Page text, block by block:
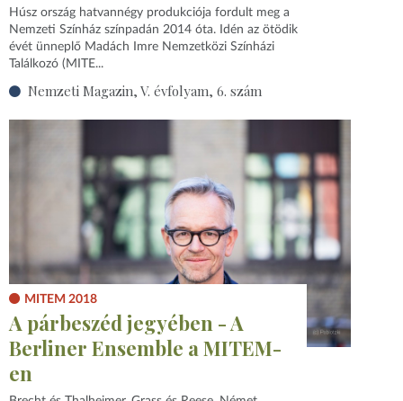
Húsz ország hatvannégy produkciója fordult meg a
Nemzeti Színház színpadán 2014 óta. Idén az ötödik
évét ünneplő Madách Imre Nemzetközi Színházi
Találkozó (MITE...
Nemzeti Magazin, V. évfolyam, 6. szám
MITEM 2018
A párbeszéd jegyében - A
Berliner Ensemble a MITEM-
en